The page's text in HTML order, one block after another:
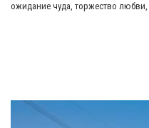
ожидание чуда, торжество любви,